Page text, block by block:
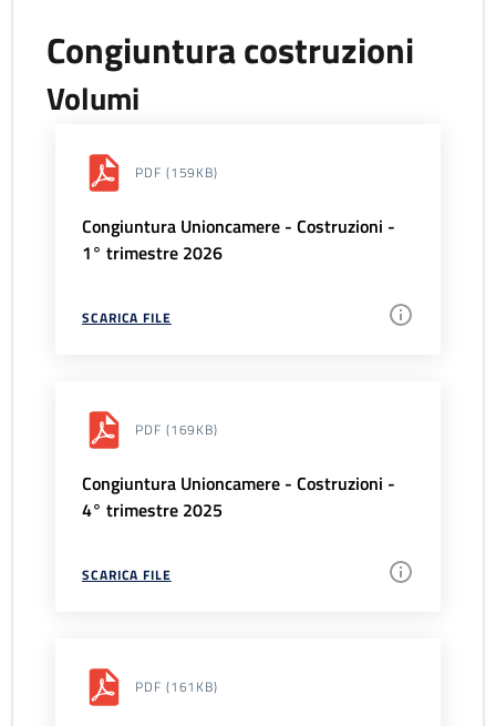
Congiuntura costruzioni
Volumi
PDF (159KB)
Congiuntura Unioncamere - Costruzioni -
1° trimestre 2026
SCARICA FILE
PDF (169KB)
Congiuntura Unioncamere - Costruzioni -
4° trimestre 2025
SCARICA FILE
PDF (161KB)